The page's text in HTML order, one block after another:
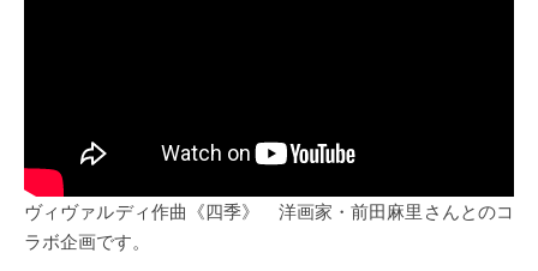
ヴィヴァルディ作曲《四季》 洋画家・前田麻里さんとのコ
ラボ企画です。